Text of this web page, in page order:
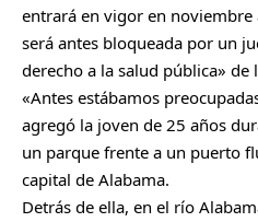
entrará en vigor en
será antes bloqueada por un
derecho a la salud pública» de
«Antes estábamos
agregó la joven de 25 años
un parque frente a un puerto
capital de Alabama.
Detrás de ella, en el río